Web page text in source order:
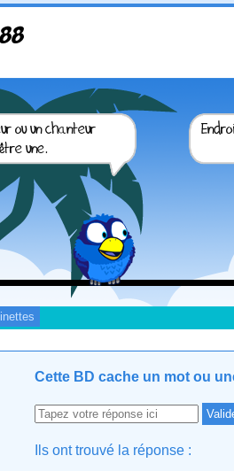
88
Cette BD cache un mot ou
Ils ont trouvé la réponse :